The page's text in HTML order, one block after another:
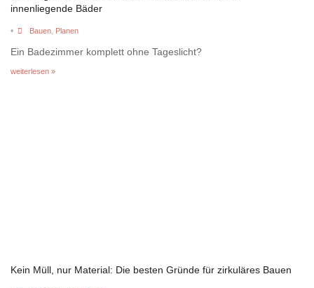
innenliegende Bäder
• Bauen, Planen
Ein Badezimmer komplett ohne Tageslicht?
weiterlesen »
Kein Müll, nur Material: Die besten Gründe für zirkuläres Bauen